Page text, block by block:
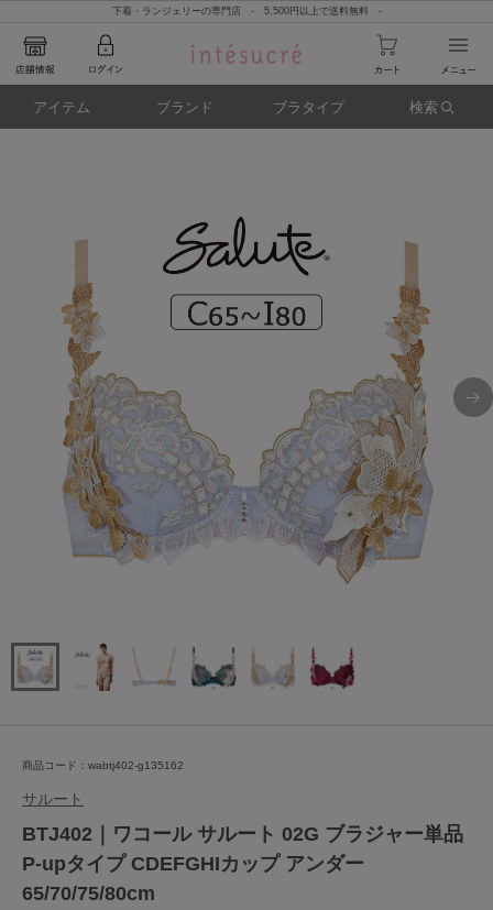
下着・ランジェリーの専門店 - 5,500円以上で送料無料 -
アイテム ブランド ブラタイプ 検索
商品コード：wabtj402-g135162
サルート
BTJ402｜ワコール サルート 02G ブラジャー単品
P-upタイプ CDEFGHIカップ アンダー
65/70/75/80cm